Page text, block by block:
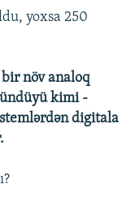
yoxsa 250
növ analoq
kimi -
digitala